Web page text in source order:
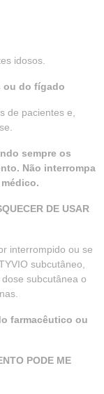
idosos.
ou do fígado
de pacientes e,
sempre os
Não interrompa
DE USAR
interrompido ou se
subcutâneo,
subcutânea o
farmacêutico ou
PODE ME